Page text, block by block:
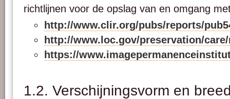
richtlijnen voor de opslag van en omgang
http://www.clir.org/pubs/reports/
http://www.loc.gov/preservation/
https://
1.2. Verschijningsvorm en